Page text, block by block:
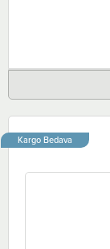
Kargo Bedava